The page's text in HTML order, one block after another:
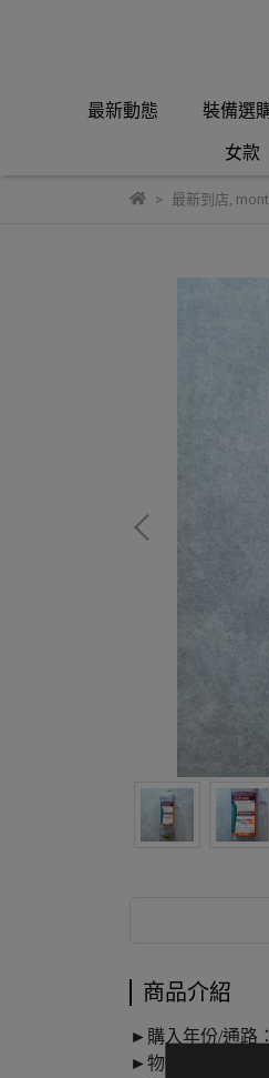
最新動態 裝備選
女款
最新到店,
商品介紹
►購入年份/通路
►物件級別：S